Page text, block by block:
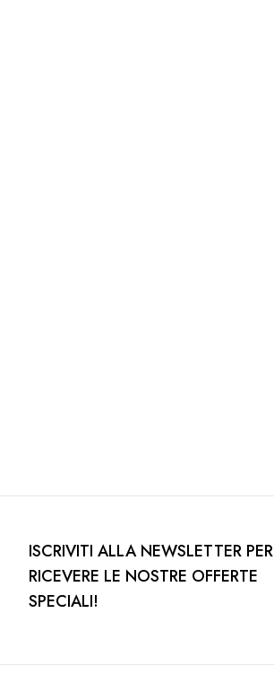
ISCRIVITI ALLA NEWSLETTER PER
RICEVERE LE NOSTRE OFFERTE
SPECIALI!